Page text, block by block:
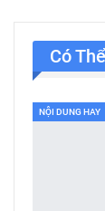
Có
NỘI DUNG HAY